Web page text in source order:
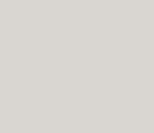
del mese di
del mese di
Italiani, tra